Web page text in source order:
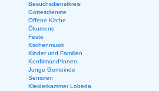
Besuchsdienstkreis
Gottesdienste
Offene Kirche
Ökumene
Feste
Kirchenmusik
Kinder und Familien
Konfirmand*innen
Junge Gemeinde
Senioren
Kleiderkammer Lobeda